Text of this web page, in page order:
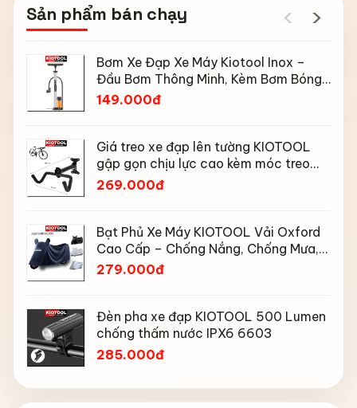
Sản phẩm bán chạy ‹ ›
Bơm Xe Đạp Xe Máy Kiotool Inox –
Đầu Bơm Thông Minh, Kèm Bơm Bóng,
Đồng Hồ 160 PSI
149.000đ
Giá treo xe đạp lên tường KIOTOOL
gập gọn chịu lực cao kèm móc treo
mũ bảo hiểm
269.000đ
Bạt Phủ Xe Máy KIOTOOL Vải Oxford
Cao Cấp – Chống Nắng, Chống Mưa,
Chống Bụi, Chống Tia UV, Có Phản
279.000đ
Đèn pha xe đạp KIOTOOL 500 Lumen
chống thấm nước IPX6 6603
285.000đ